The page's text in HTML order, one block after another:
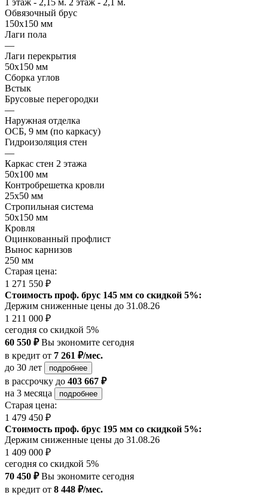
Обвязочный брус
150х150 мм
Лаги пола
—
Лаги перекрытия
50х150 мм
Сборка углов
Встык
Брусовые перегородки
—
Наружная отделка
ОСБ, 9 мм (по каркасу)
Гидроизоляция стен
—
Каркас стен 2 этажа
50х100 мм
Контробрешетка кровли
25х50 мм
Стропильная система
50х150 мм
Кровля
Оцинкованный профлист
Вынос карнизов
250 мм
Старая цена:
1 271 550 ₽
Стоимость проф. брус 145 мм со скидкой 5%:
Держим сниженные цены до 31.08.26
1 211 000 ₽
сегодня со скидкой 5%
60 550 ₽Вы экономите сегодня
в кредит от 7 261 ₽/мес.
до 30 лет
подробнее
в рассрочку до 403 667 ₽
на 3 месяца
подробнее
Старая цена:
1 479 450 ₽
Стоимость проф. брус 195 мм со скидкой 5%:
Держим сниженные цены до 31.08.26
1 409 000 ₽
сегодня со скидкой 5%
70 450 ₽Вы экономите сегодня
в кредит от 8 448 ₽/мес.